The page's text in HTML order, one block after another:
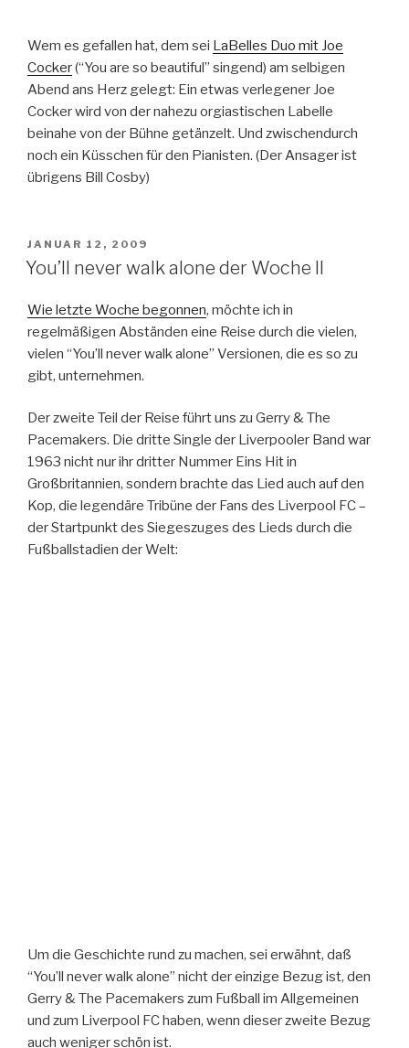
Wem es gefallen hat, dem sei LaBelles Duo mit Joe
Cocker(“You are so beautiful” singend) am selbigen
Abend ans Herz gelegt: Ein etwas verlegener Joe
Cocker wird von der nahezu orgiastischen Labelle
beinahe von der Bühne getänzelt. Und zwischendurch
noch ein Küsschen für den Pianisten. (Der Ansager ist
übrigens Bill Cosby)
VERÖFFENTLICHT
AM
JANUAR 12, 2009
You’ll never walk alone der Woche II
Wie letzte Woche begonnen, möchte ich in
regelmäßigen Abständen eine Reise durch die vielen,
vielen “You’ll never walk alone” Versionen, die es so zu
gibt, unternehmen.
Der zweite Teil der Reise führt uns zu Gerry & The
Pacemakers. Die dritte Single der Liverpooler Band war
1963 nicht nur ihr dritter Nummer Eins Hit in
Großbritannien, sondern brachte das Lied auch auf den
Kop, die legendäre Tribüne der Fans des Liverpool FC –
der Startpunkt des Siegeszuges des Lieds durch die
Fußballstadien der Welt:
Um die Geschichte rund zu machen, sei erwähnt, daß
“You’ll never walk alone” nicht der einzige Bezug ist, den
Gerry & The Pacemakers zum Fußball im Allgemeinen
und zum Liverpool FC haben, wenn dieser zweite Bezug
auch weniger schön ist.